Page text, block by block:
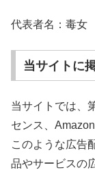
代表者名：毒女
当サイトに
当サイトでは、
センス、
このような広告
品やサービスの